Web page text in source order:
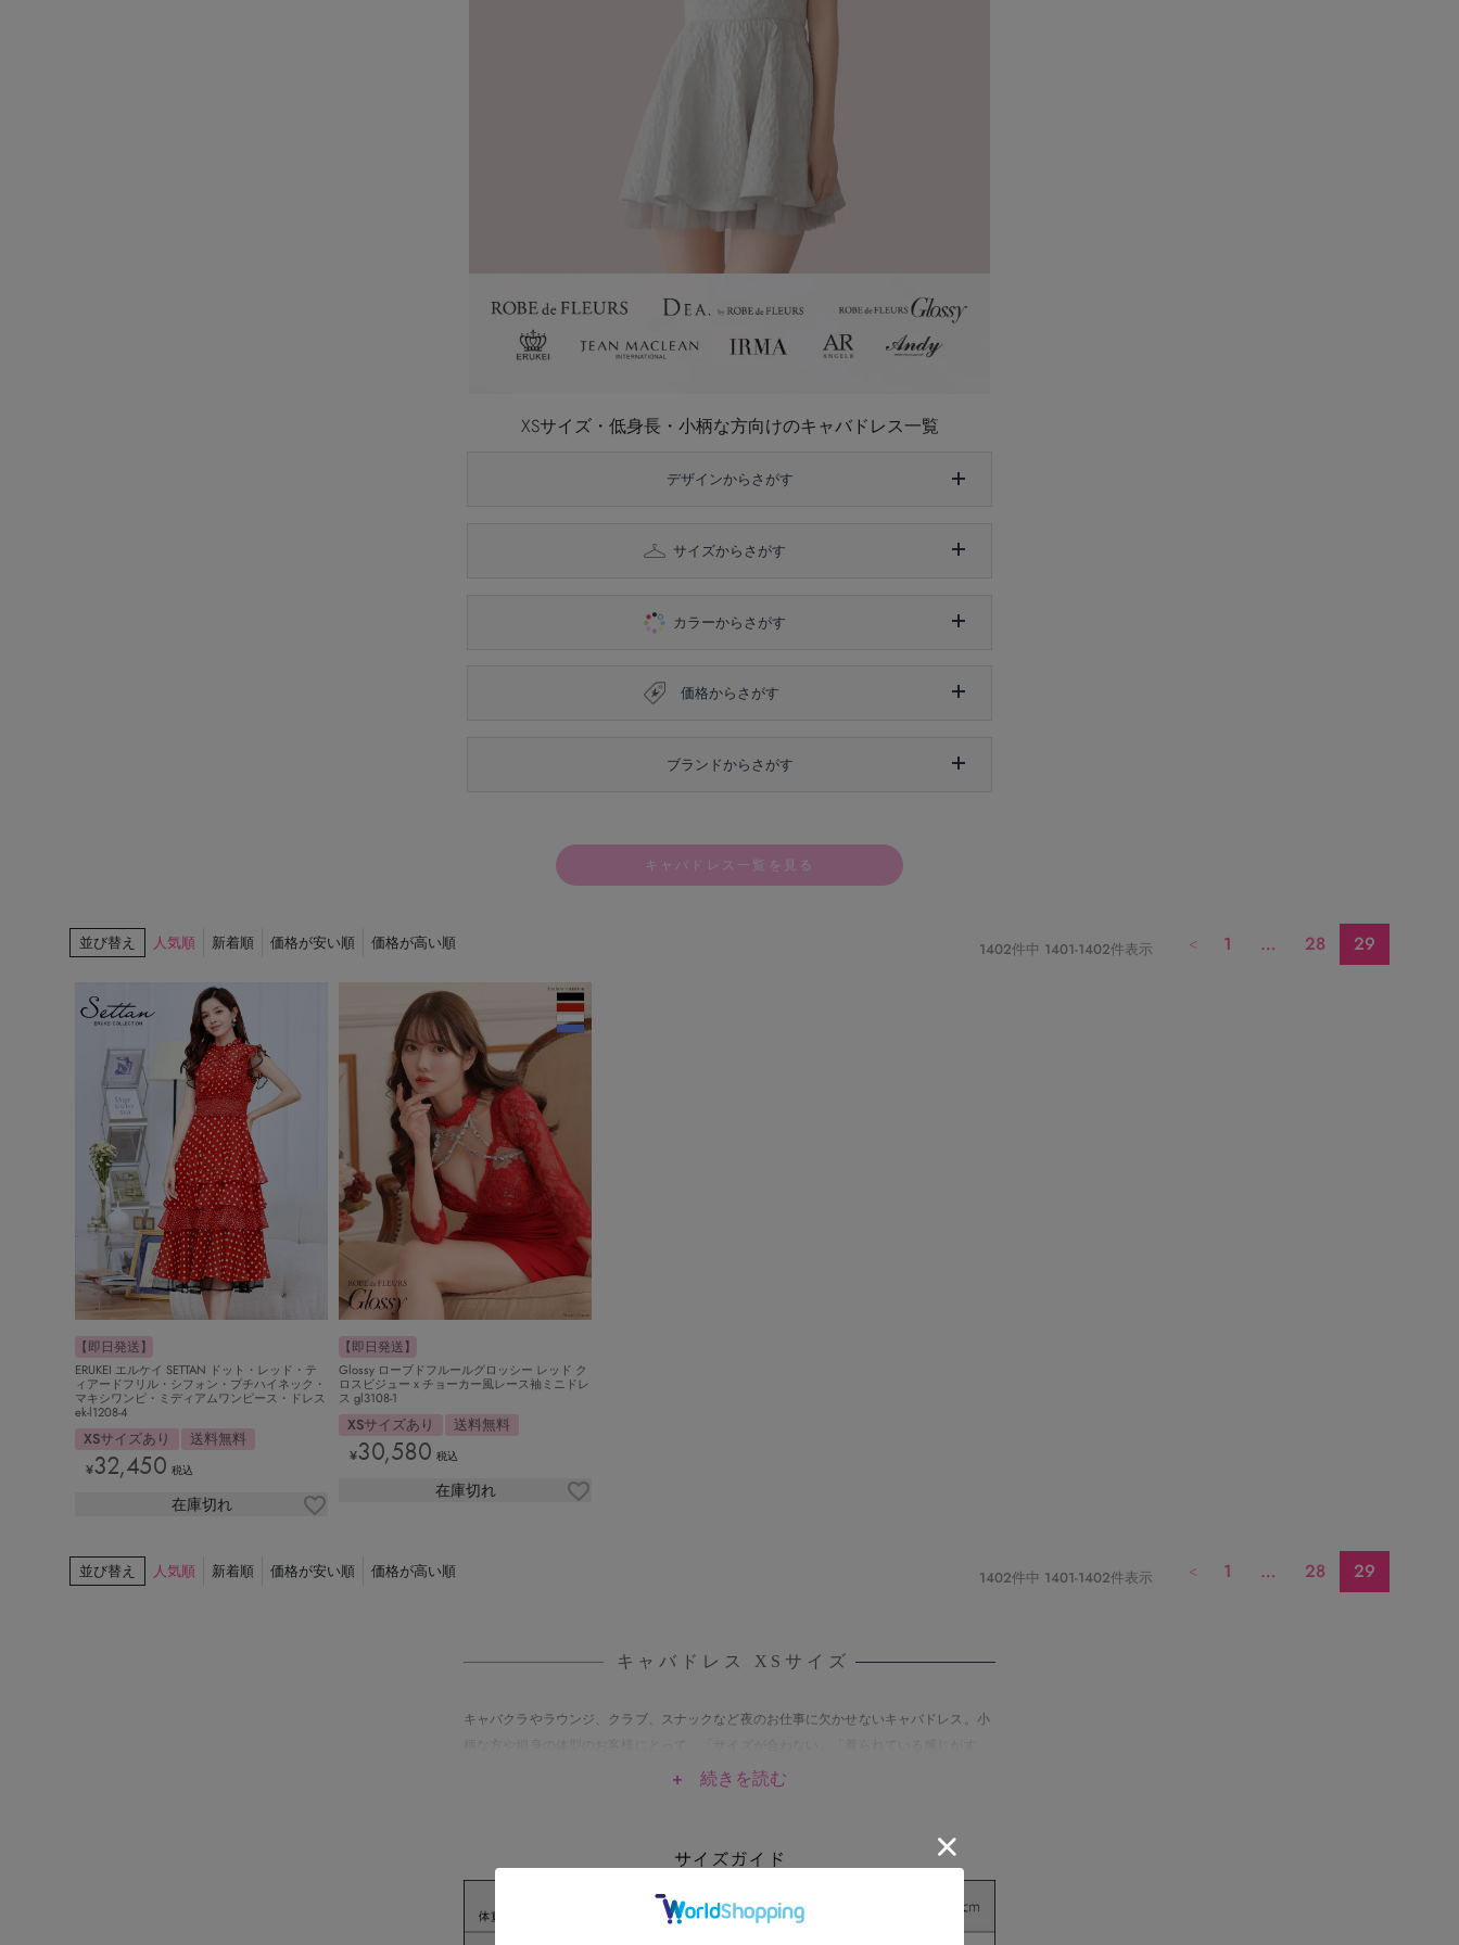
XSサイズ・低身長・小柄な方向けのキャバドレス一覧
デザインからさがす
サイズからさがす
カラーからさがす
価格からさがす
ブランドからさがす
キャバドレス一覧を見る
並び替え 人気順 新着順 価格が安い順 価格が高い順 1402件中 1401-1402件表示 1 … 28 29
【即日発送】
ERUKEI エルケイ SETTAN ドット・レッド・テ
ィアードフリル・シフォン・プチハイネック・
マキシワンピ・ミディアムワンピース・ドレス
ek-l1208-4
XSサイズあり 送料無料
¥32,450 税込
在庫切れ
【即日発送】
Glossy ローブドフルールグロッシー レッド ク
ロスビジューｘチョーカー風レース袖ミニドレ
ス gl3108-1
XSサイズあり 送料無料
¥30,580 税込
在庫切れ
並び替え 人気順 新着順 価格が安い順 価格が高い順 1402件中 1401-1402件表示 1 … 28 29
キャバドレス XSサイズ
キャバクラやラウンジ、クラブ、スナックなど夜のお仕事に欠かせないキャバドレス。小
エストなど、細部にまでこだわって設計されています。「XSサイズが見つからない」とお
悩みだったあなたのための、運命のジャストフィットをお約束します。
キャバドレスは、ボディラインを意識したタイトで色っぽいシルエットが命。露出は抑え
めでも、身体のラインを美しく強調するスタイルがトレンドです。